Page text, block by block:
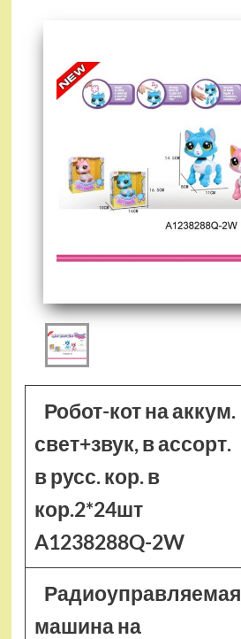
Робот-кот на аккум.
свет+звук, в ассорт.
в русс. кор. в
кор.2*24шт
A1238288Q-2W
Радиоуправляемая
машина на